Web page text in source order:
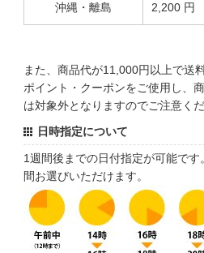
沖縄・離島 2,200 円
また、商品代が11,000円以上で送
ポイント・クーポンをご使用し、
は対象外となりますのでご注意くだ
日時指定について
1週間後までの日付指定が可能で
間お選びいただけます。